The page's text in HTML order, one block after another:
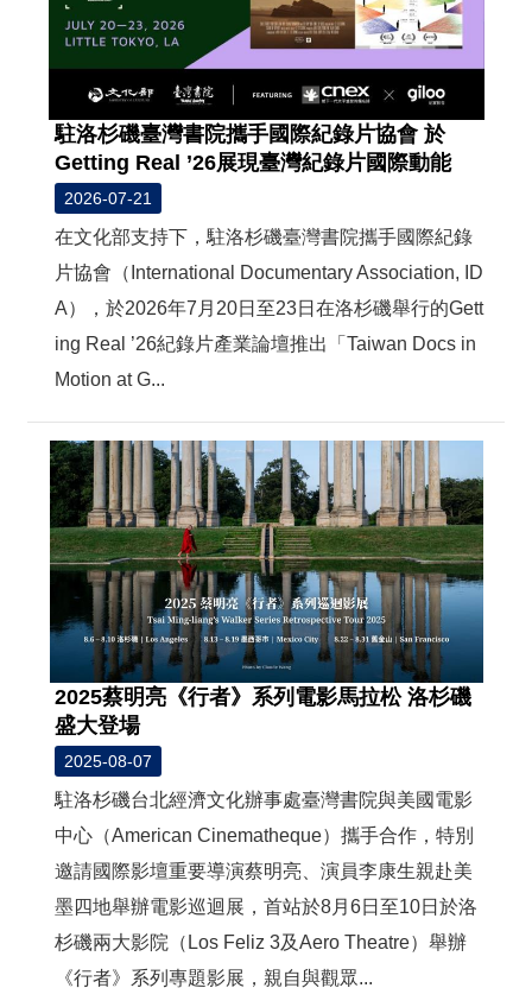
駐洛杉磯臺灣書院攜手國際紀錄片協會 於
Getting Real ’26展現臺灣紀錄片國際動能
2026-07-21
在文化部支持下，駐洛杉磯臺灣書院攜手國際紀錄
片協會（International Documentary Association, ID
A），於2026年7月20日至23日在洛杉磯舉行的Gett
ing Real ’26紀錄片產業論壇推出「Taiwan Docs in
Motion at G...
2025蔡明亮《行者》系列電影馬拉松 洛杉磯
盛大登場
2025-08-07
駐洛杉磯台北經濟文化辦事處臺灣書院與美國電影
中心（American Cinematheque）攜手合作，特別
邀請國際影壇重要導演蔡明亮、演員李康生親赴美
墨四地舉辦電影巡迴展，首站於8月6日至10日於洛
杉磯兩大影院（Los Feliz 3及Aero Theatre）舉辦
《行者》系列專題影展，親自與觀眾...